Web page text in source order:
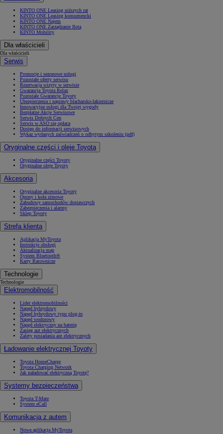
KINTO ONE Leasing niższych rat
KINTO ONE Leasing konsumencki
KINTO ONE Najem
KINTO ONE Zarządzanie flotą
KINTO Mobility
Dla właścicieli
Dla właścicieli
Serwis
Promocje i sezonowe usługi
Pozostałe oferty serwisu
Rezerwacja wizyty w serwisie
Gwarancja Toyota Relax
Pozostałe Gwarancje Toyoty
Ubezpieczenia i naprawy blacharsko-lakiernicze
Innowacyjne usługi dla Twojej wygody
Bezpłatne Akcje Serwisowe
Serwis Dobrych Cen
Serwis w ASO się opłaca
Dostęp do informacji serwisowych
Wykaz wydanych zaświadczeń o odbytym szkoleniu (pdf)
Oryginalne części i oleje Toyota
Oryginalne części Toyoty
Oryginalne oleje Toyoty
Akcesoria
Oryginalne akcesoria Toyoty
Opony i koła zimowe
Zabudowy samochodów dostawczych
Zabezpieczenia i alarmy
Sklep Toyoty
Strefa klienta
Aplikacja MyToyota
Instrukcje obsługi
Aktualizacja map
System Bluetooth®
Karty Ratownicze
Technologie
Technologie
Elektromobilność
Lider elektromobilności
Napęd hybrydowy
Napęd hybrydowy typu plug-in
Napęd wodorowy
Napęd elektryczny na baterię
Zasięg aut elektrycznych
Zalety posiadania aut elektrycznych
Ładowanie elektrycznej Toyoty
Toyota HomeCharge
Toyota Charging Network
Jak naładować elektryczną Toyotę?
Systemy bezpieczeństwa
Toyota T-Mate
System eCall
Komunikacja z autem
Nowa aplikacja MyToyota